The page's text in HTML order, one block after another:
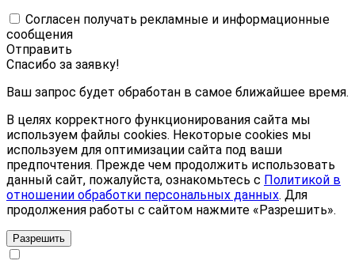
Согласен получать рекламные и информационные
сообщения
Отправить
Спасибо за заявку!
Ваш запрос будет обработан в самое ближайшее время.
В целях корректного функционирования сайта мы
используем файлы cookies. Некоторые cookies мы
используем для оптимизации сайта под ваши
предпочтения. Прежде чем продолжить использовать
данный сайт, пожалуйста, ознакомьтесь с Политикой в
отношении обработки персональных данных. Для
продолжения работы с сайтом нажмите «Разрешить».
Разрешить